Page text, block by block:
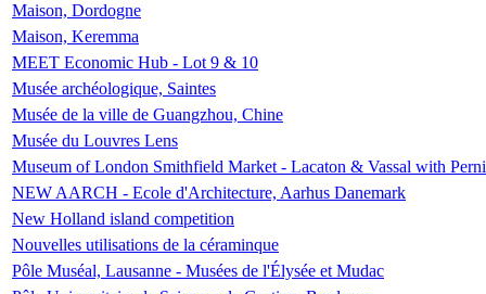
Maison, Dordogne
Maison, Keremma
MEET Economic Hub - Lot 9 & 10
Musée archéologique, Saintes
Musée de la ville de Guangzhou, Chine
Musée du Louvres Lens
Museum of London Smithfield Market - Lacaton & Vassal with
NEW AARCH - Ecole d'Architecture, Aarhus Danemark
New Holland island competition
Nouvelles utilisations de la céraminque
Pôle Muséal, Lausanne - Musées de l'Élysée et Mudac